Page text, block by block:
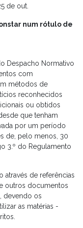
de out.
num rótulo de
Despacho Normativo
com
métodos de
reconhecidos
ou obtidos
que tenham
por um período
de, pelo menos, 30
3.º do Regulamento
através de referências
outros documentos
devendo os
as matérias -